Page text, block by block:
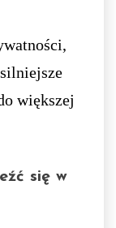
większej
się w